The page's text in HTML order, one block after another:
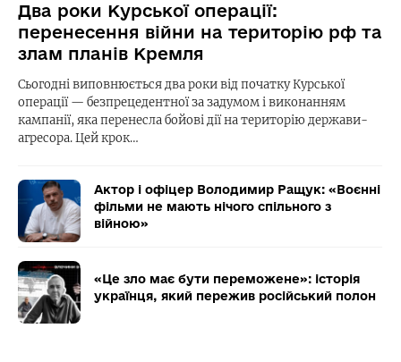
Два роки Курської операції:
перенесення війни на територію рф та
злам планів Кремля
Сьогодні виповнюється два роки від початку Курської
операції — безпрецедентної за задумом і виконанням
кампанії, яка перенесла бойові дії на територію держави-
агресора. Цей крок…
Актор і офіцер Володимир Ращук: «Воєнні
фільми не мають нічого спільного з
війною»
«Це зло має бути переможене»: історія
українця, який пережив російський полон